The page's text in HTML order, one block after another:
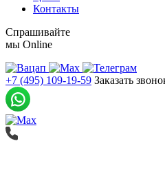
Контакты
Спрашивайте
мы Online
+7 (495) 109-19-59 Заказать